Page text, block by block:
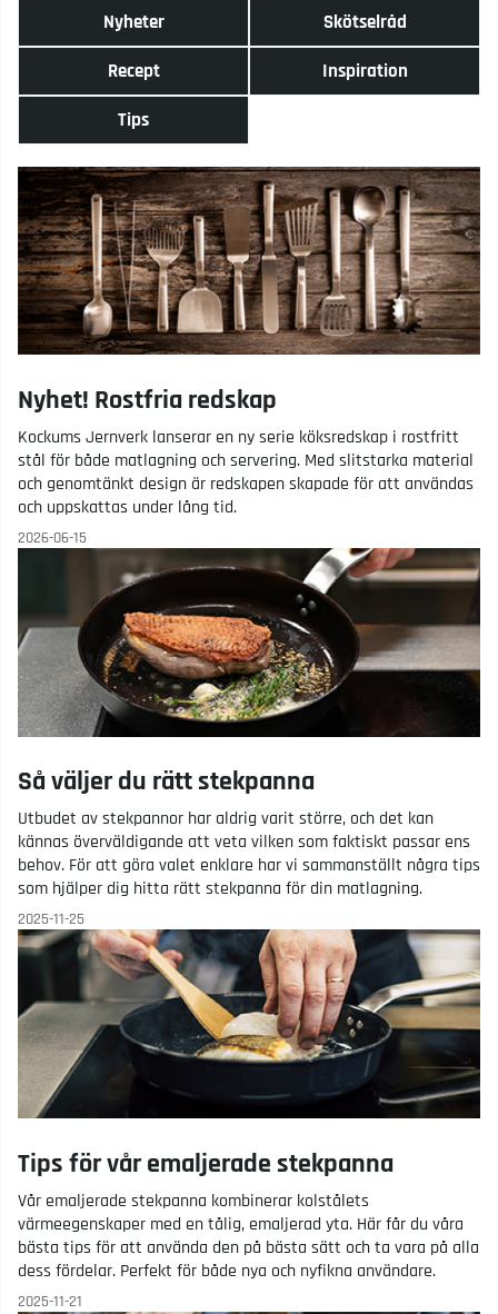
Nyheter
Skötselråd
Recept
Inspiration
Tips
Nyhet! Rostfria redskap
Kockums Jernverk lanserar en ny serie köksredskap i rostfritt
stål för både matlagning och servering. Med slitstarka material
och genomtänkt design är redskapen skapade för att användas
och uppskattas under lång tid.
2026-06-15
Så väljer du rätt stekpanna
Utbudet av stekpannor har aldrig varit större, och det kan
kännas överväldigande att veta vilken som faktiskt passar ens
behov. För att göra valet enklare har vi sammanställt några tips
som hjälper dig hitta rätt stekpanna för din matlagning.
2025-11-25
Tips för vår emaljerade stekpanna
Vår emaljerade stekpanna kombinerar kolstålets
värmeegenskaper med en tålig, emaljerad yta. Här får du våra
bästa tips för att använda den på bästa sätt och ta vara på alla
dess fördelar. Perfekt för både nya och nyfikna användare.
2025-11-21